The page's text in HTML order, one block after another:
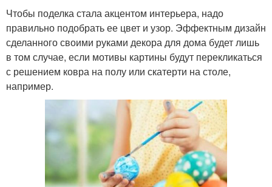
Чтобы поделка стала акцентом интерьера, надо
правильно подобрать ее цвет и узор. Эффектным дизайн
сделанного своими руками декора для дома будет лишь
в том случае, если мотивы картины будут перекликаться
с решением ковра на полу или скатерти на столе,
например.